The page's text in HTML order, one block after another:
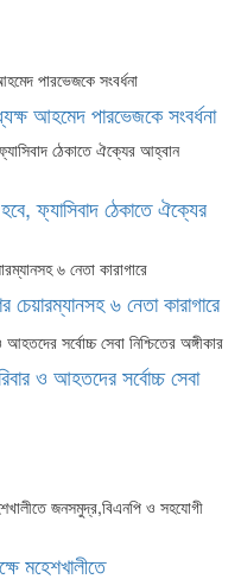
আহমেদ পারভেজকে সংবর্ধনা
ফ্যাসিবাদ ঠেকাতে ঐক্যের
চেয়ারম্যানসহ ৬ নেতা কারাগারে
ও আহতদের সর্বোচ্চ সেবা
মহেশখালীতে